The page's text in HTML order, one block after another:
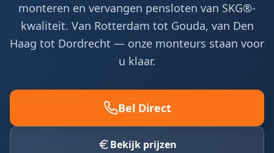
monteren en vervangen pensloten van SKG®-
kwaliteit. Van Rotterdam tot Gouda, van Den
Haag tot Dordrecht — onze monteurs staan voor
u klaar.
Bel Direct
Bekijk prijzen